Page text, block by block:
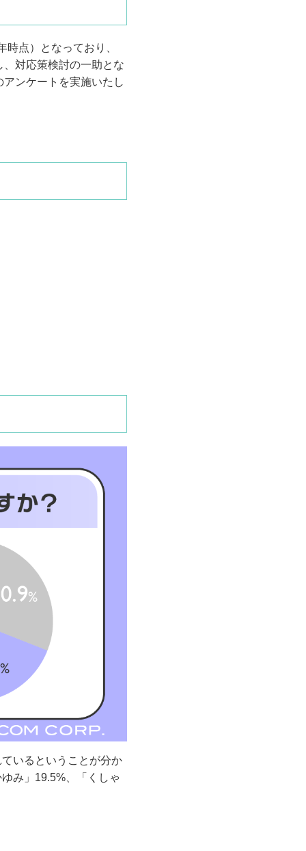
点）となっており、
対応策検討の一助とな
ンケートを実施いたし
いるということが分か
み」19.5%、「くしゃ